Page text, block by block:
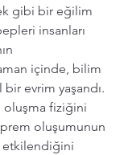
gibi bir eğilim
insanları
içinde, bilim
evrim yaşandı.
oluşma fiziğini
oluşumunun
etkilendiğini